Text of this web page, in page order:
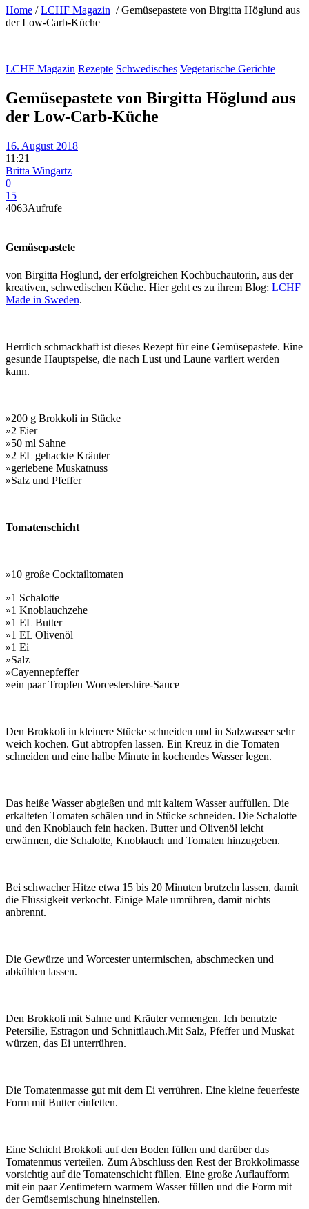
Home /LCHF Magazin /Gemüsepastete von Birgitta Höglund aus
der Low-Carb-Küche
LCHF Magazin Rezepte Schwedisches Vegetarische Gerichte
Gemüsepastete von Birgitta Höglund aus
der Low-Carb-Küche
16. August 2018
11:21
Britta Wingartz
0
15
4063Aufrufe
Gemüsepastete
von Birgitta Höglund, der erfolgreichen Kochbuchautorin, aus der
kreativen, schwedischen Küche. Hier geht es zu ihrem Blog: LCHF
Made in Sweden.
Herrlich schmackhaft ist dieses Rezept für eine Gemüsepastete. Eine
gesunde Hauptspeise, die nach Lust und Laune variiert werden
kann.
»200 g Brokkoli in Stücke
»2 Eier
»50 ml Sahne
»2 EL gehackte Kräuter
»geriebene Muskatnuss
»Salz und Pfeffer
Tomatenschicht
»10 große Cocktailtomaten
»1 Schalotte
»1 Knoblauchzehe
»1 EL Butter
»1 EL Olivenöl
»1 Ei
»Salz
»Cayennepfeffer
»ein paar Tropfen Worcestershire-Sauce
Den Brokkoli in kleinere Stücke schneiden und in Salzwasser sehr
weich kochen. Gut abtropfen lassen. Ein Kreuz in die Tomaten
schneiden und eine halbe Minute in kochendes Wasser legen.
Das heiße Wasser abgießen und mit kaltem Wasser auffüllen. Die
erkalteten Tomaten schälen und in Stücke schneiden. Die Schalotte
und den Knoblauch fein hacken. Butter und Olivenöl leicht
erwärmen, die Schalotte, Knoblauch und Tomaten hinzugeben.
Bei schwacher Hitze etwa 15 bis 20 Minuten brutzeln lassen, damit
die Flüssigkeit verkocht. Einige Male umrühren, damit nichts
anbrennt.
Die Gewürze und Worcester untermischen, abschmecken und
abkühlen lassen.
Den Brokkoli mit Sahne und Kräuter vermengen. Ich benutzte
Petersilie, Estragon und Schnittlauch.Mit Salz, Pfeffer und Muskat
würzen, das Ei unterrühren.
Die Tomatenmasse gut mit dem Ei verrühren. Eine kleine feuerfeste
Form mit Butter einfetten.
Eine Schicht Brokkoli auf den Boden füllen und darüber das
Tomatenmus verteilen. Zum Abschluss den Rest der Brokkolimasse
vorsichtig auf die Tomatenschicht füllen. Eine große Auflaufform
mit ein paar Zentimetern warmem Wasser füllen und die Form mit
der Gemüsemischung hineinstellen.